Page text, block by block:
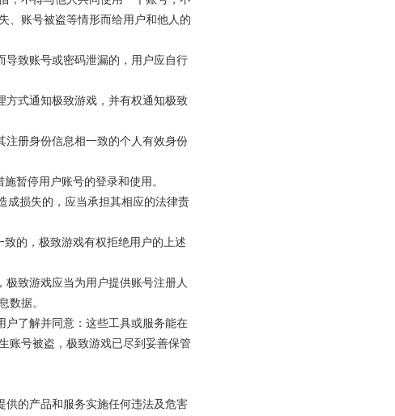
、账号被盗等情形而给用户和他人的
导致账号或密码泄漏的，用户应自行
方式通知极致游戏，并有权通知极致
注册身份信息相一致的个人有效身份
暂停用户账号的登录和使用。
成损失的，应当承担其相应的法律责
的，极致游戏有权拒绝用户的上述
致游戏应当为用户提供账号注册人
数据。
户了解并同意：这些工具或服务能在
账号被盗，极致游戏已尽到妥善保管
供的产品和服务实施任何违法及危害